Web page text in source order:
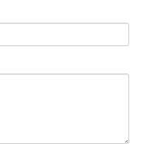
für Frauen